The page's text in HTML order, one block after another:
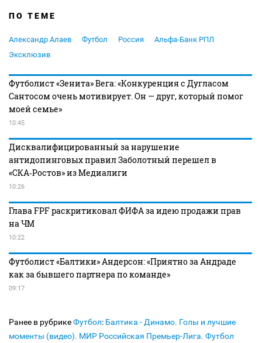
ПО ТЕМЕ
Александр Алаев Футбол Россия
Альфа-Банк РПЛ
Эксклюзив
Футболист «Зенита» Вега: «Конкуренция с Дугласом
Сантосом очень мотивирует. Он — друг, который помог
моей семье»
10:45
Дисквалифицированный за нарушение
антидопинговых правил Заболотный перешел в
«СКА‑Ростов» из Медиалиги
10:26
Глава FPF раскритиковал ФИФА за идею продажи прав
на ЧМ
10:22
Футболист «Балтики» Андерсон: «Приятно за Андраде
как за бывшего партнера по команде»
09:17
Ранее в рубрикеФутбол: Балтика - Динамо. Голы и лучшие
моменты (видео). МИР Российская Премьер-Лига. Футбол